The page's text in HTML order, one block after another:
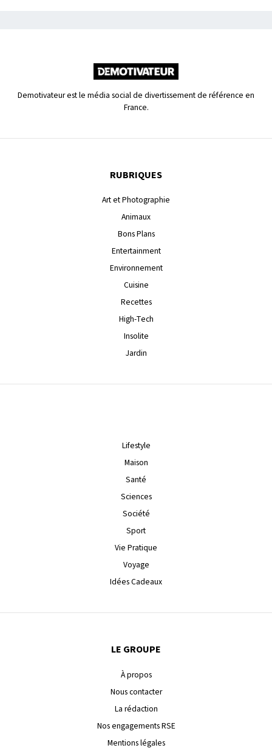
Demotivateur est le média social de divertissement de référence en
France.
RUBRIQUES
Art et Photographie
Animaux
Bons Plans
Entertainment
Environnement
Cuisine
Recettes
High-Tech
Insolite
Jardin
Lifestyle
Maison
Santé
Sciences
Société
Sport
Vie Pratique
Voyage
Idées Cadeaux
LE GROUPE
À propos
Nous contacter
La rédaction
Nos engagements RSE
Mentions légales